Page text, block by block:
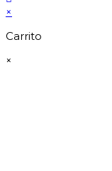
×
Carrito
×